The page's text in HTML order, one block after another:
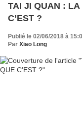
TAI JI QUAN :
C’EST ?
Publié le 02/06/2018 à
Par Xiao Long